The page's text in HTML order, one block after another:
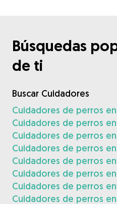
Búsquedas
de ti
Buscar Cuidadores
Cuidadores de perros
Cuidadores de perros
Cuidadores de perros
Cuidadores de perros
Cuidadores de perros
Cuidadores de perros
Cuidadores de perros
Cuidadores de perros